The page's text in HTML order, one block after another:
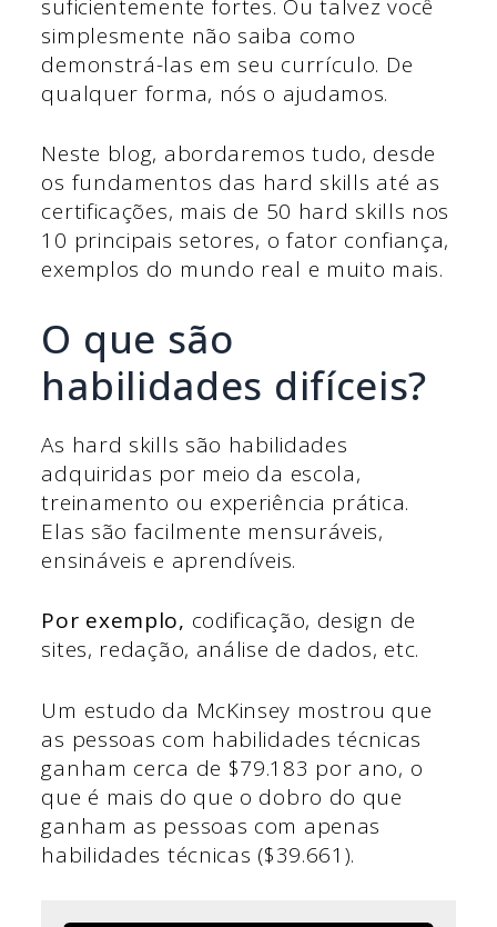
suficientemente fortes. Ou talvez você
simplesmente não saiba como
demonstrá-las em seu currículo. De
qualquer forma, nós o ajudamos.
Neste blog, abordaremos tudo, desde
os fundamentos das hard skills até as
certificações, mais de 50 hard skills nos
10 principais setores, o fator confiança,
exemplos do mundo real e muito mais.
O que são
habilidades difíceis?
As hard skills são habilidades
adquiridas por meio da escola,
treinamento ou experiência prática.
Elas são facilmente mensuráveis,
ensináveis e aprendíveis.
Por exemplo, codificação, design de
sites, redação, análise de dados, etc.
Um estudo da McKinsey mostrou que
as pessoas com habilidades técnicas
ganham cerca de $79.183 por ano, o
que é mais do que o dobro do que
ganham as pessoas com apenas
habilidades técnicas ($39.661).